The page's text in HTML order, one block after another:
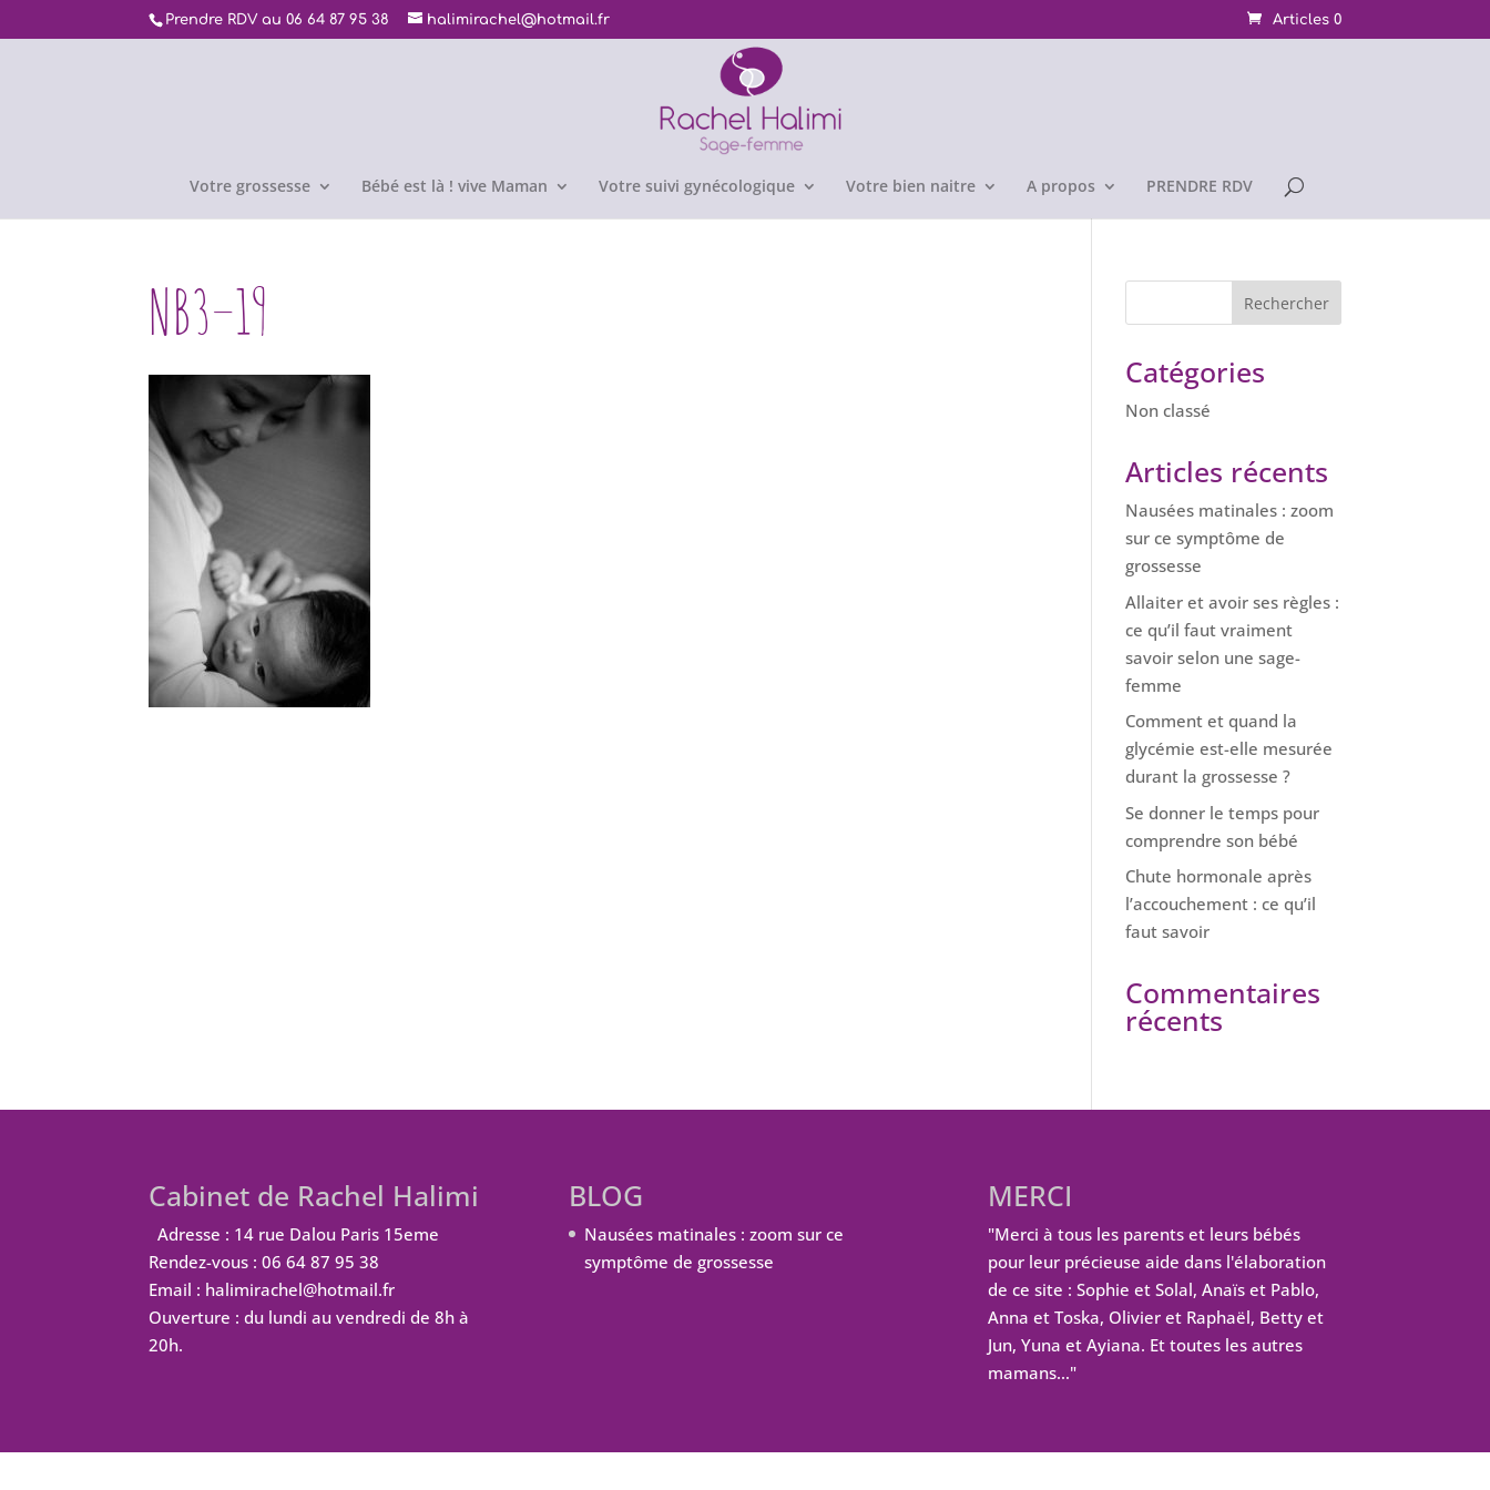
Prendre RDV au 06 64 87 95 38 halimirachel@hotmail.fr Articles 0
Votre grossesse Bébé est là ! vive Maman Votre suivi gynécologique Votre bien naitre A propos PRENDRE RDV
NB3–19
Catégories
Non classé
Articles récents
Nausées matinales : zoom
sur ce symptôme de
grossesse
Allaiter et avoir ses règles :
ce qu’il faut vraiment
savoir selon une sage-
femme
Comment et quand la
glycémie est-elle mesurée
durant la grossesse ?
Se donner le temps pour
comprendre son bébé
Chute hormonale après
l’accouchement : ce qu’il
faut savoir
Commentaires
récents
Cabinet de Rachel Halimi
Adresse : 14 rue Dalou Paris 15eme
Rendez-vous : 06 64 87 95 38
Email : halimirachel@hotmail.fr
Ouverture : du lundi au vendredi de 8h à
20h.
BLOG
Nausées matinales : zoom sur ce
symptôme de grossesse
MERCI
"Merci à tous les parents et leurs bébés
pour leur précieuse aide dans l'élaboration
de ce site : Sophie et Solal, Anaïs et Pablo,
Anna et Toska, Olivier et Raphaël, Betty et
Jun, Yuna et Ayiana. Et toutes les autres
mamans…"